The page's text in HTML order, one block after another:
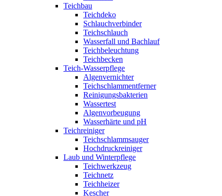
Teichbau
Teichdeko
Schlauchverbinder
Teichschlauch
Wasserfall und Bachlauf
Teichbeleuchtung
Teichbecken
Teich-Wasserpflege
Algenvernichter
Teichschlammentferner
Reinigungsbakterien
Wassertest
Algenvorbeugung
Wasserhärte und pH
Teichreiniger
Teichschlammsauger
Hochdruckreiniger
Laub und Winterpflege
Teichwerkzeug
Teichnetz
Teichheizer
Kescher